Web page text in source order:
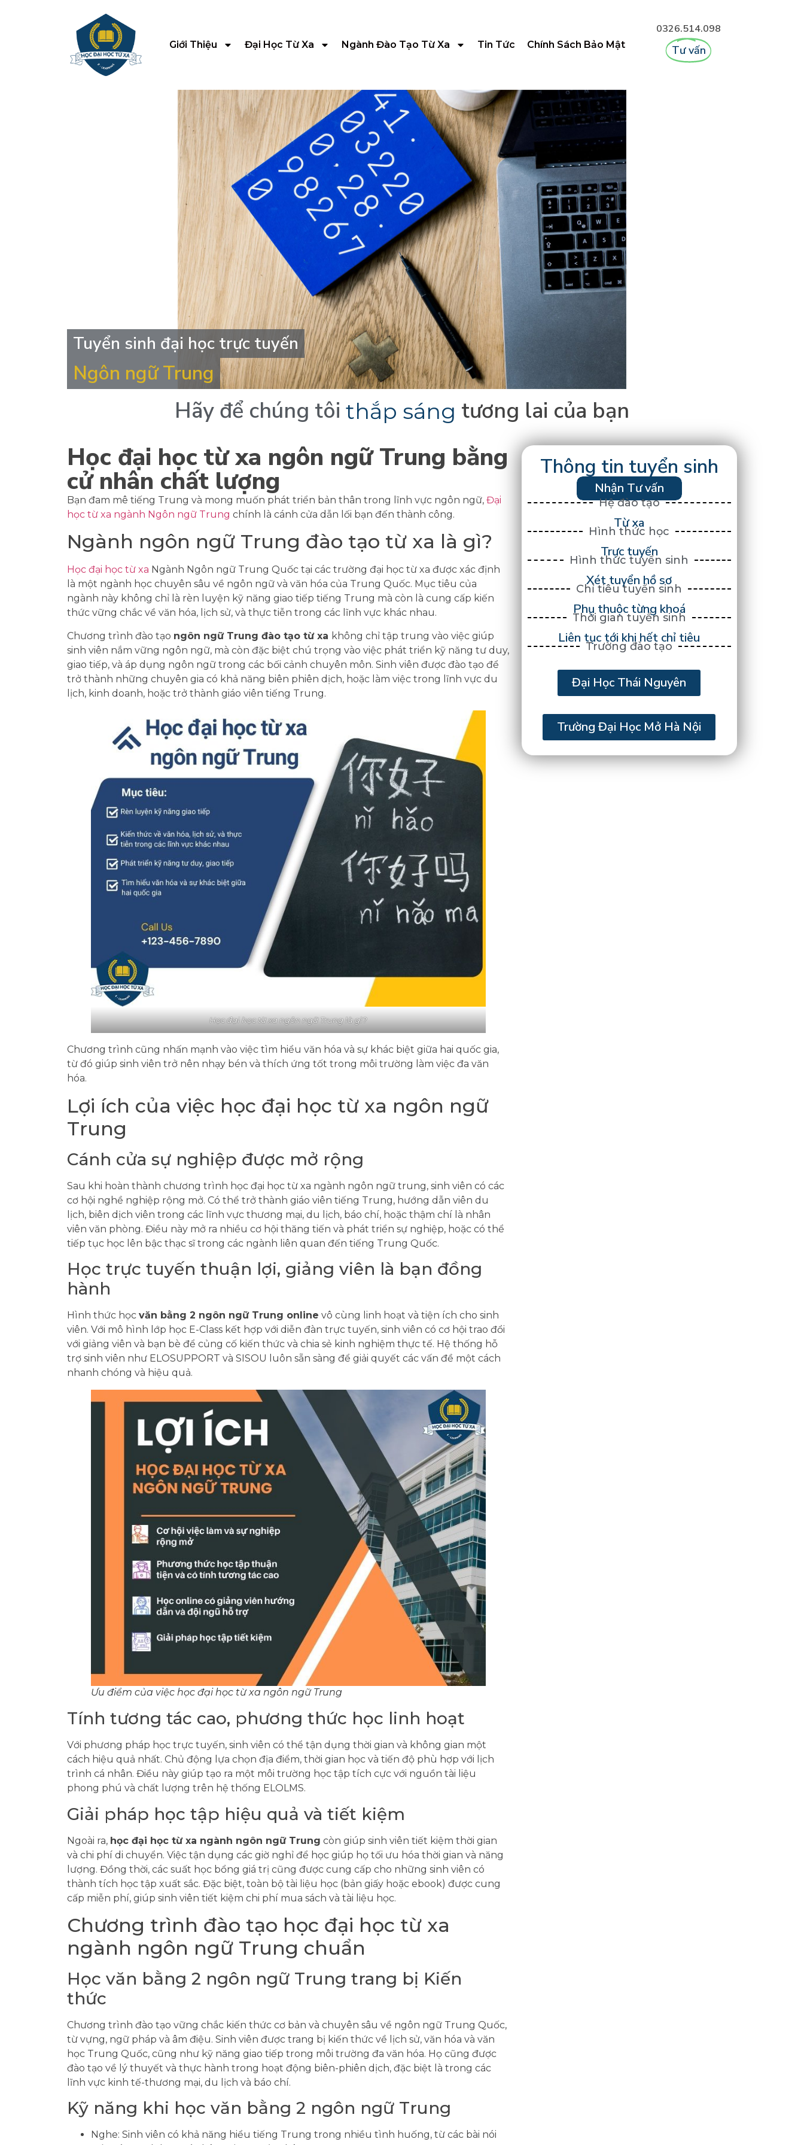
Giới Thiệu Đại Học Từ Xa Ngành Đào Tạo Từ Xa Tin Tức Chính Sách Bảo Mật
0326.514.098
Tư vấn
Tuyển sinh đại học trực tuyến
Ngôn ngữ Trung
Hãy để chúng tôi
sáng
tương lai của bạn
Học đại học từ xa ngôn ngữ Trung bằng
cử nhân chất lượng
Bạn đam mê tiếng Trung và mong muốn phát triển bản thân trong lĩnh vực ngôn ngữ, Đại
học từ xa ngành Ngôn ngữ Trung chính là cánh cửa dẫn lối bạn đến thành công.
Ngành ngôn ngữ Trung đào tạo từ xa là gì?
Học đại học từ xa Ngành Ngôn ngữ Trung Quốc tại các trường đại học từ xa được xác định
là một ngành học chuyên sâu về ngôn ngữ và văn hóa của Trung Quốc. Mục tiêu của
ngành này không chỉ là rèn luyện kỹ năng giao tiếp tiếng Trung mà còn là cung cấp kiến
thức vững chắc về văn hóa, lịch sử, và thực tiễn trong các lĩnh vực khác nhau.
Chương trình đào tạo ngôn ngữ Trung đào tạo từ xa không chỉ tập trung vào việc giúp
sinh viên nắm vững ngôn ngữ, mà còn đặc biệt chú trọng vào việc phát triển kỹ năng tư duy,
giao tiếp, và áp dụng ngôn ngữ trong các bối cảnh chuyên môn. Sinh viên được đào tạo để
trở thành những chuyên gia có khả năng biên phiên dịch, hoặc làm việc trong lĩnh vực du
lịch, kinh doanh, hoặc trở thành giáo viên tiếng Trung.
Học đại học từ xa ngôn ngữ Trung là gì?
Chương trình cũng nhấn mạnh vào việc tìm hiểu văn hóa và sự khác biệt giữa hai quốc gia,
từ đó giúp sinh viên trở nên nhạy bén và thích ứng tốt trong môi trường làm việc đa văn
hóa.
Lợi ích của việc học đại học từ xa ngôn ngữ
Trung
Cánh cửa sự nghiệp được mở rộng
Sau khi hoàn thành chương trình học đại học từ xa ngành ngôn ngữ trung, sinh viên có các
cơ hội nghề nghiệp rộng mở. Có thể trở thành giáo viên tiếng Trung, hướng dẫn viên du
lịch, biên dịch viên trong các lĩnh vực thương mại, du lịch, báo chí, hoặc thậm chí là nhân
viên văn phòng. Điều này mở ra nhiều cơ hội thăng tiến và phát triển sự nghiệp, hoặc có thể
tiếp tục học lên bậc thạc sĩ trong các ngành liên quan đến tiếng Trung Quốc.
Học trực tuyến thuận lợi, giảng viên là bạn đồng
hành
Hình thức học văn bằng 2 ngôn ngữ Trung online vô cùng linh hoạt và tiện ích cho sinh
viên. Với mô hình lớp học E-Class kết hợp với diễn đàn trực tuyến, sinh viên có cơ hội trao đổi
với giảng viên và bạn bè để củng cố kiến thức và chia sẻ kinh nghiệm thực tế. Hệ thống hỗ
trợ sinh viên như ELOSUPPORT và SISOU luôn sẵn sàng để giải quyết các vấn đề một cách
nhanh chóng và hiệu quả.
Ưu điểm của việc học đại học từ xa ngôn ngữ Trung
Tính tương tác cao, phương thức học linh hoạt
Với phương pháp học trực tuyến, sinh viên có thể tận dụng thời gian và không gian một
cách hiệu quả nhất. Chủ động lựa chọn địa điểm, thời gian học và tiến độ phù hợp với lịch
trình cá nhân. Điều này giúp tạo ra một môi trường học tập tích cực với nguồn tài liệu
phong phú và chất lượng trên hệ thống ELOLMS.
Giải pháp học tập hiệu quả và tiết kiệm
Ngoài ra, học đại học từ xa ngành ngôn ngữ Trung còn giúp sinh viên tiết kiệm thời gian
và chi phí di chuyển. Việc tận dụng các giờ nghỉ để học giúp họ tối ưu hóa thời gian và năng
lượng. Đồng thời, các suất học bổng giá trị cũng được cung cấp cho những sinh viên có
thành tích học tập xuất sắc. Đặc biệt, toàn bộ tài liệu học (bản giấy hoặc ebook) được cung
cấp miễn phí, giúp sinh viên tiết kiệm chi phí mua sách và tài liệu học.
Chương trình đào tạo học đại học từ xa
ngành ngôn ngữ Trung chuẩn
Học văn bằng 2 ngôn ngữ Trung trang bị Kiến
thức
Chương trình đào tạo vững chắc kiến thức cơ bản và chuyên sâu về ngôn ngữ Trung Quốc,
từ vựng, ngữ pháp và âm điệu. Sinh viên được trang bị kiến thức về lịch sử, văn hóa và văn
học Trung Quốc, cũng như kỹ năng giao tiếp trong môi trường đa văn hóa. Họ cũng được
đào tạo về lý thuyết và thực hành trong hoạt động biên-phiên dịch, đặc biệt là trong các
lĩnh vực kinh tế-thương mại, du lịch và báo chí.
Kỹ năng khi học văn bằng 2 ngôn ngữ Trung
Nghe: Sinh viên có khả năng hiểu tiếng Trung trong nhiều tình huống, từ các bài nói
Thông tin tuyển sinh
Nhận Tư vấn
Hệ đào tạo
Từ xa
Hình thức học
Trực tuyến
Hình thức tuyển sinh
Xét tuyển hồ sơ
Chỉ tiêu tuyển sinh
Phụ thuộc từng khoá
Thời gian tuyển sinh
Liên tục tới khi hết chỉ tiêu
Trường đào tạo
Đại Học Thái Nguyên
Trường Đại Học Mở Hà Nội